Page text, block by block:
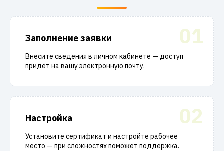
01
Заполнение заявки
Внесите сведения в личном кабинете — доступ
придёт на вашу электронную почту.
02
Настройка
Установите сертификат и настройте рабочее
место — при сложностях поможет поддержка.